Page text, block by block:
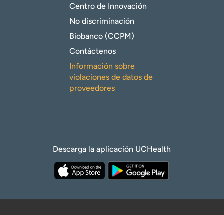
Centro de Innovación
No discriminación
Biobanco (CCPM)
Contáctenos
Información sobre
violaciones de datos de
proveedores
Descarga la aplicación UCHealth